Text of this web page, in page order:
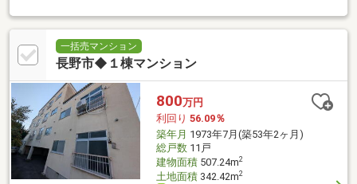
一括売マンション
長野市◆１棟マンション
800万円
利回り 56.09％
築年月 1973年7月(築53年2ヶ月)
総戸数11戸
建物面積507.24m2
土地面積342.42m2